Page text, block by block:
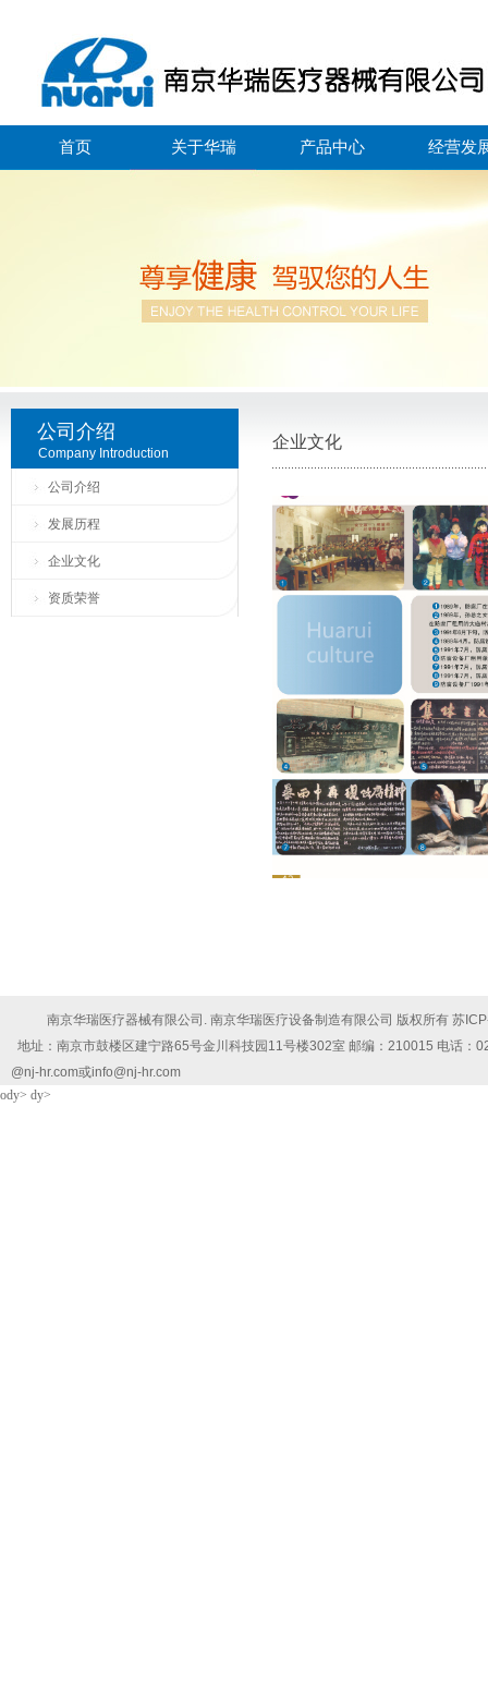
首页 关于华瑞 产品中心 经营发
公司介绍
Company Introduction
公司介绍
发展历程
企业文化
资质荣誉
企业文化
南京华瑞医疗器械有限公司. 南京华瑞医疗设备制造有限公司 版权所有 苏
地址：南京市鼓楼区建宁路65号金川科技园11号楼302室 邮编：210015 电话
@nj-hr.com或info@nj-hr.com
ody> dy>